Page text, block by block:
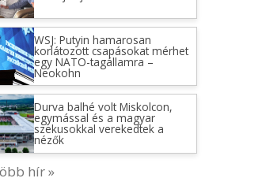
WSJ: Putyin hamarosan
korlátozott csapásokat mérhet
egy NATO-tagállamra –
Neokohn
Durva balhé volt Miskolcon,
egymással és a magyar
szekusokkal verekedtek a
nézők
hír »